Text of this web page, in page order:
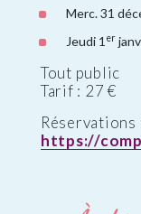
Merc. 31
Jeudi 1 er
Tout public
Tarif : 27 €
Réservations
https://